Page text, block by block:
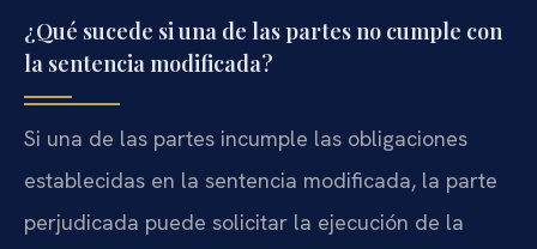
¿Qué sucede si una de las partes no cumple con
la sentencia modificada?
Si una de las partes incumple las obligaciones
establecidas en la sentencia modificada, la parte
perjudicada puede solicitar la ejecución de la